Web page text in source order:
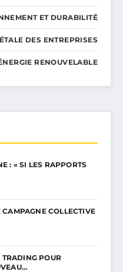
ET DURABILITÉ
DES ENTREPRISES
RENOUVELABLE
: « SI LES RAPPORTS
CAMPAGNE COLLECTIVE
TRADING POUR